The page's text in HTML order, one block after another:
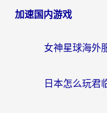
加速国内游戏